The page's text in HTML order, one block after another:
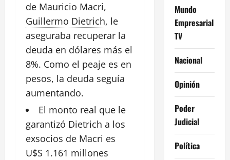
de Mauricio Macri,
Guillermo Dietrich, le
aseguraba recuperar la
deuda en dólares más el
8%. Como el peaje es en
pesos, la deuda seguía
aumentando.
El monto real que le
garantizó Dietrich a los
exsocios de Macri es
U$S 1.161 millones
Mundo
Empresarial
TV
Nacional
Opinión
Poder
Judicial
Política